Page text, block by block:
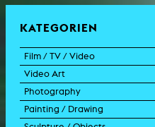
KATEGORIEN
Film / TV / Video
feature film
documentary
documentary drama
Video Art
experimental film
video work
Photography
photographic work
Painting / Drawing